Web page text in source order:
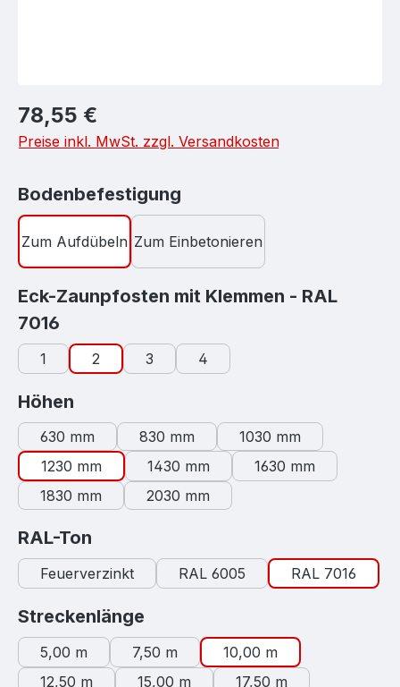
Regulärer Preis:
78,55 €
Preise inkl. MwSt. zzgl. Versandkosten
Bodenbefestigung
Zum Aufdübeln Zum Einbetonieren
Eck-Zaunpfosten mit Klemmen - RAL
7016
1 2 3 4
Höhen
630 mm 830 mm
1030 mm
1230 mm
1430 mm
1630 mm
1830 mm
2030 mm
RAL-Ton
Feuerverzinkt RAL 6005 RAL 7016
Streckenlänge
5,00 m 7,50 m
10,00 m
12,50 m
15,00 m
17,50 m